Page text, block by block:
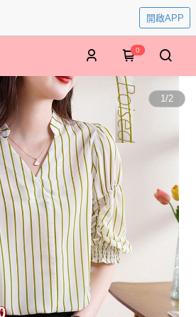
開啟APP
0
1/2